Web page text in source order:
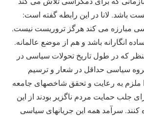
باشد. لانا در این رابطه گفته است:
مبارزه می کند هرگز تروریست نیست.
انگارانه باشد و هم از موضع عالمانه.
منظر که در طول تاریخ تحولات سیاسی در
سیاسی حداقل در شعار و ترسیم
ملزم به رعایت و تحقق شاخصهای جامعه
جلب حمایت مردم ناگزیر بودند از این
سرآمد همه این جریانهای سیاسی